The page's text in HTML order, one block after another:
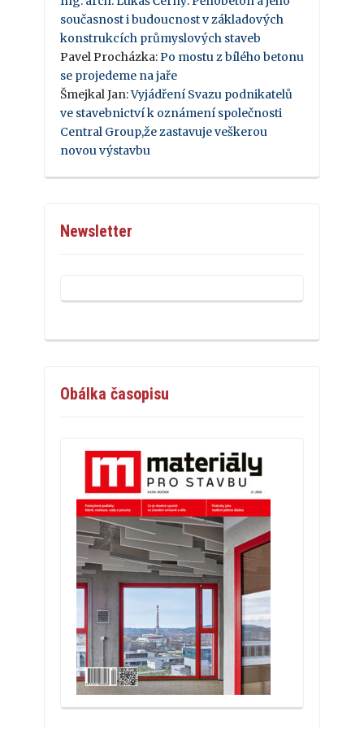
současnost i budoucnost v základových
konstrukcích průmyslových staveb
Pavel Procházka: Po mostu z bílého betonu
se projedeme na jaře
Šmejkal Jan:Vyjádření Svazu podnikatelů
ve stavebnictví k oznámení společnosti
Central Group,že zastavuje veškerou
novou výstavbu
Newsletter
Obálka časopisu